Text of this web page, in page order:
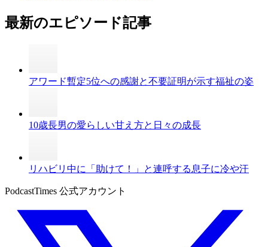
最新のエピソード記事
アワード暫定5位への感謝と不要証明が示す福祉の姿
10歳長男の愛らしい甘え方と日々の成長
リハビリ中に「助けて！」と連呼する息子に冷や汗
PodcastTimes 公式アカウント